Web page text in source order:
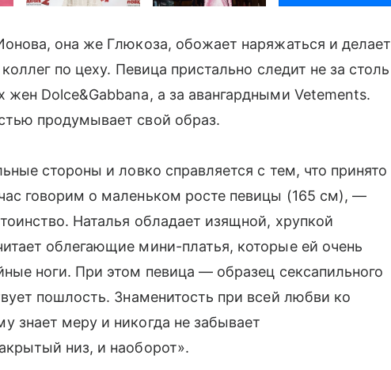
она же Глюкоза, обожает наряжаться и делает
по цеху. Певица пристально следит не за столь
жен Dolce&Gabbana, а за авангардными Vetements.
продумывает свой образ.
стороны и ловко справляется с тем, что принято
говорим о маленьком росте певицы (165 см), —
Наталья обладает изящной, хрупкой
облегающие мини-платья, которые ей очень
ноги. При этом певица — образец сексапильного
пошлость. Знаменитость при всей любви ко
знает меру и никогда не забывает
низ, и наоборот».